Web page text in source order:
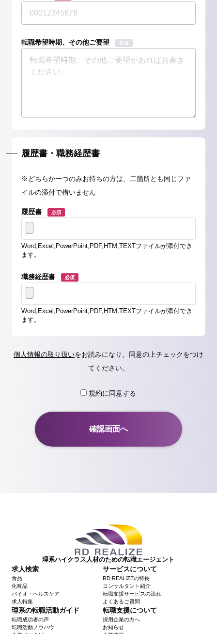
転職希望時期、その他ご要望 任意
履歴書・職務経歴書
※どちらか一つのみお持ちの方は、二箇所とも同じファ
イルの添付で構いません
履歴書 必須
Word,Excel,PowerPoint,PDF,HTM,TEXTファイルが添付でき
ます。
職務経歴書 必須
Word,Excel,PowerPoint,PDF,HTM,TEXTファイルが添付でき
ます。
個人情報の取り扱いをお読みになり、同意の上チェックをつけ
てください。
規約に同意する
理系ハイクラス人材のための転職エージェント
求人検索
食品
化粧品
バイオ・ヘルスケア
求人特集
サービスについて
RD REALIZEの特長
コンサルタント紹介
転職支援サービスの流れ
よくあるご質問
理系の転職活動ガイド
転職成功者の声
転職活動ノウハウ
転職支援について
採用企業の方へ
お知らせ